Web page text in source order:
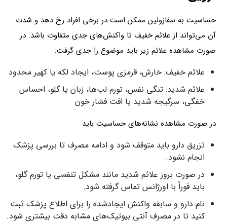
حساسیت به سفازولین ممکن است در برخی افراد رخ دهد و شدت
آن می‌تواند از علائم خفیف تا واکنش‌های جدی متفاوت باشد. در
صورت مشاهده علائم زیر باید موضوع را جدی گرفت:
علائم خفیف: خارش، قرمزی پوست، ایجاد لکه یا کهیر محدود
علائم شدید: تنگی نفس، تورم لب‌ها، زبان یا گلو، احساس
خفگی، سرگیجه شدید یا افت فشار خون
در صورت مشاهده نشانه‌های حساسیت باید
تزریق دارو باید متوقف شود و ادامه مصرف تا بررسی پزشک
انجام نشود.
در صورت بروز علائم شدید مانند مشکل تنفسی یا تورم گلو،
باید فوراً با اورژانس تماس گرفته شود.
نام دارو و سابقه واکنش ایجادشده را برای اطلاع پزشک ثبت
کنید تا در مصرف آنتی‌ بیوتیک‌های مشابه دقت بیشتری شود.